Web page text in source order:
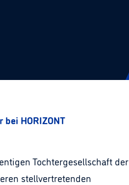
HORIZONT
Tochtergesellschaft der
stellvertretenden